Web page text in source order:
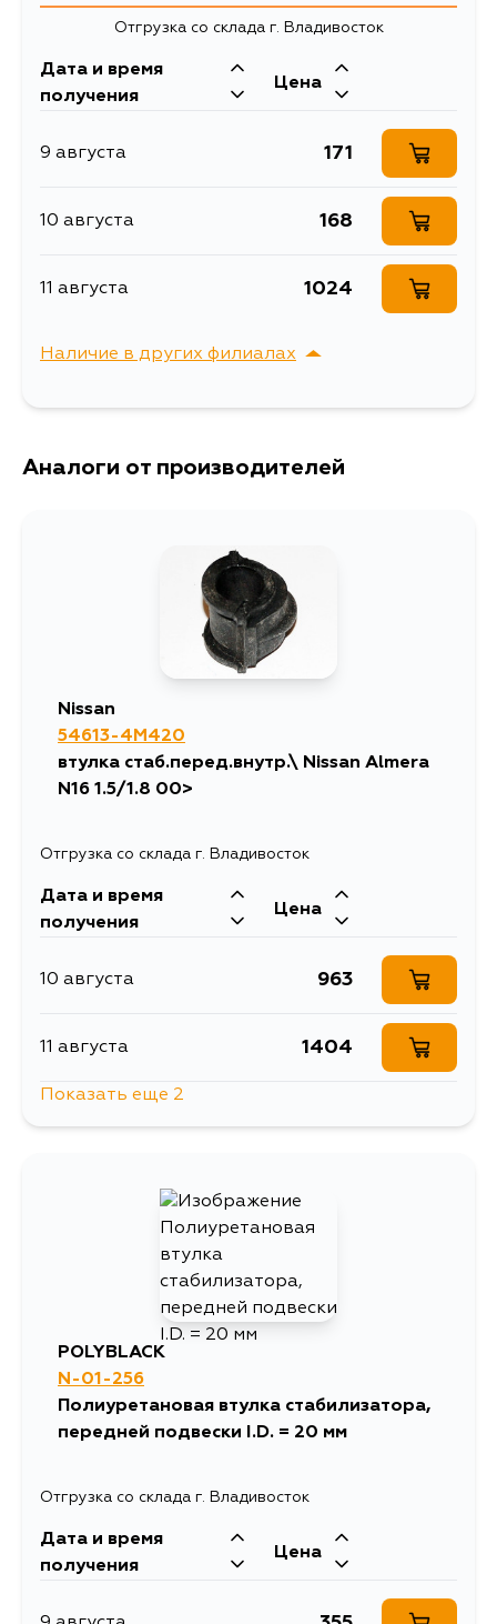
Объем упаковки, л 0.99
Ширина упаковки, мм
Отгрузка со склада г. Владивосток
Дата и время
получения
Цена
9 августа 171
10 августа 168
11 августа 1024
Наличие в других филиалах
г. Владивосток,
Аналоги от производителей
Nissan
54613-4M420
втулка стаб.перед.внутр.\ Nissan Almera
N16 1.5/1.8 00>
Отгрузка со склада г. Владивосток
Дата и время
получения
Цена
10 августа 963
11 августа 1404
Показать еще 2
POLYBLACK
N-01-256
Полиуретановая втулка стабилизатора,
передней подвески I.D. = 20 мм
Отгрузка со склада г. Владивосток
Дата и время
получения
Цена